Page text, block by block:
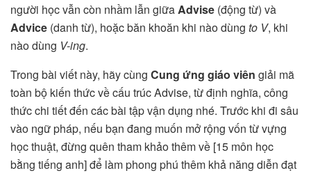
người học vẫn còn nhầm lẫn giữaAdvise (động từ) và
Advice (danh từ), hoặc băn khoăn khi nào dùng to V, khi
nào dùng V-ing.
Trong bài viết này, hãy cùng Cung ứng giáo viên giải mã
toàn bộ kiến thức về cấu trúc Advise, từ định nghĩa, công
thức chi tiết đến các bài tập vận dụng nhé. Trước khi đi sâu
vào ngữ pháp, nếu bạn đang muốn mở rộng vốn từ vựng
học thuật, đừng quên tham khảo thêm về [15 môn học
bằng tiếng anh] để làm phong phú thêm khả năng diễn đạt